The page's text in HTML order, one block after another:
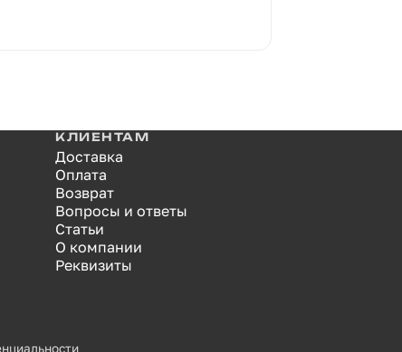
КЛИЕНТАМ
Доставка
Оплата
Возврат
Вопросы и ответы
Статьи
О компании
Реквизиты